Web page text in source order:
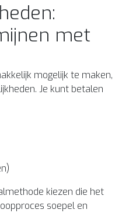
met
mogelijk te maken,
Je kunt betalen
kiezen die het
soepel en